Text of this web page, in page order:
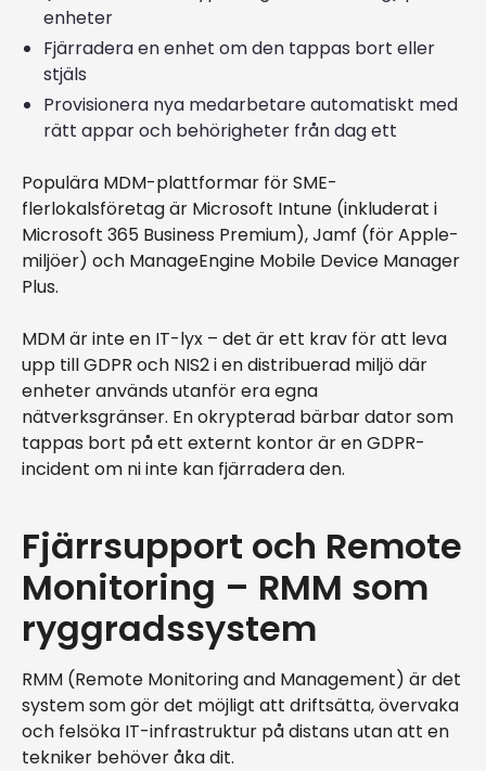
enheter
Fjärradera en enhet om den tappas bort eller
stjäls
Provisionera nya medarbetare automatiskt med
rätt appar och behörigheter från dag ett
Populära MDM-plattformar för SME-
flerlokalsföretag är Microsoft Intune (inkluderat i
Microsoft 365 Business Premium), Jamf (för Apple-
miljöer) och ManageEngine Mobile Device Manager
Plus.
MDM är inte en IT-lyx – det är ett krav för att leva
upp till GDPR och NIS2 i en distribuerad miljö där
enheter används utanför era egna
nätverksgränser. En okrypterad bärbar dator som
tappas bort på ett externt kontor är en GDPR-
incident om ni inte kan fjärradera den.
Fjärrsupport och Remote
Monitoring – RMM som
ryggradssystem
RMM (Remote Monitoring and Management) är det
system som gör det möjligt att driftsätta, övervaka
och felsöka IT-infrastruktur på distans utan att en
tekniker behöver åka dit.